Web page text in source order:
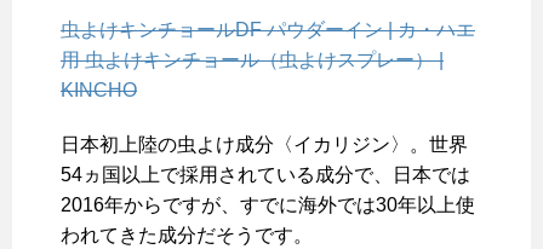
虫よけキンチョールDF パウダーイン | カ・ハエ
用 虫よけキンチョール（虫よけスプレー） |
KINCHO
日本初上陸の虫よけ成分〈イカリジン〉。世界
54ヵ国以上で採用されている成分で、日本では
2016年からですが、すでに海外では30年以上使
われてきた成分だそうです。